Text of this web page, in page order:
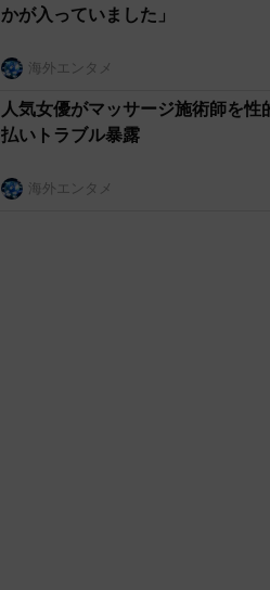
かが入っていました」
海外エンタメ
人気女優がマッサージ施術師を
払いトラブル暴露
海外エンタメ